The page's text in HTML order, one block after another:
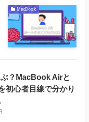
MacBook
？MacBook Airと
初心者目線で分かり